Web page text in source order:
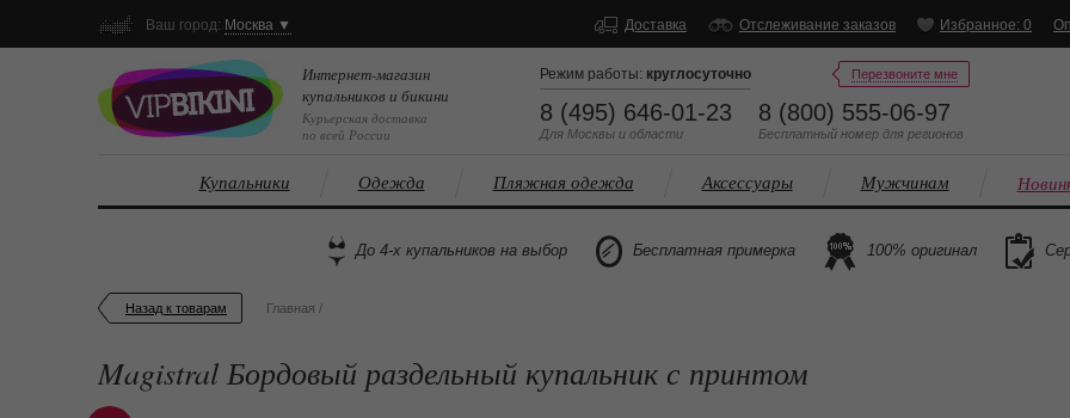
Ваш город: Москва ▼ Доставка Отслеживание заказов Избранное: 0
Интернет-магазин
купальников и бикини
Курьерская доставка
по всей России
Режим работы: круглосуточно
8 (495) 646-01-23
Для Москвы и области
8 (800) 555-06-97
Бесплатный номер для регионов
Перезвоните мне
Купальники Одежда Пляжная одежда Аксессуары Мужчинам
До 4-х купальников на выбор Бесплатная примерка 100% оригинал
Назад к товарам Главная /
Magistral Бордовый раздельный купальник с принтом